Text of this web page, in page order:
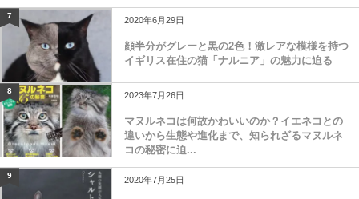
7 2020年6月29日
顔半分がグレーと黒の2色！激レアな模様を持つ
イギリス在住の猫「ナルニア」の魅力に迫る
8 2023年7月26日
マヌルネコは何故かわいいのか？イエネコとの
違いから生態や進化まで、知られざるマヌルネ
コの秘密に迫...
9 2020年7月25日